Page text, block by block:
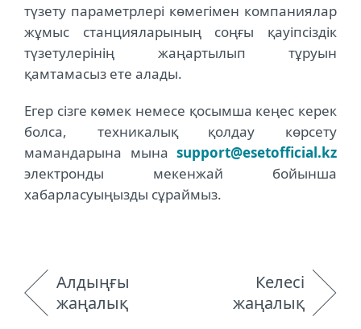
түзету параметрлері көмегімен компаниялар
жұмыс станцияларының соңғы қауіпсіздік
түзетулерінің жаңартылып тұруын
қамтамасыз ете алады.
Егер сізге көмек немесе қосымша кеңес керек
болса, техникалық қолдау көрсету
мамандарына мына support@esetofficial.kz
электронды мекенжай бойынша
хабарласуыңызды сұраймыз.
Алдыңғы
жаңалық
Келесі
жаңалық